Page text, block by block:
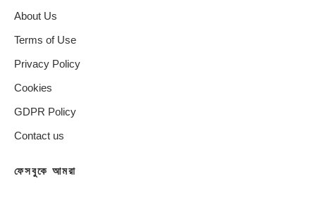
About Us
Terms of Use
Privacy Policy
Cookies
GDPR Policy
Contact us
ফেসবুকে আমরা